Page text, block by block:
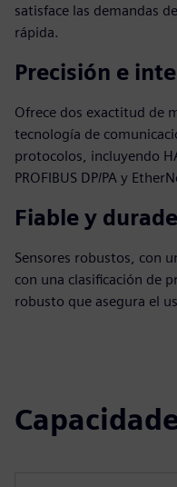
satisface las demandas
rápida.
Precisión e
Ofrece dos exactitud de
tecnología de
protocolos, incluyendo
PROFIBUS DP/PA y
Fiable y
Sensores robustos, con
con una clasificación de
robusto que asegura el